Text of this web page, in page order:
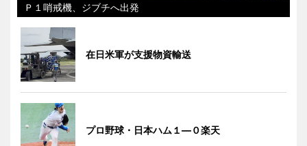
Ｐ１哨戒機、ジブチへ出発
在日米軍が支援物資輸送
プロ野球・日本ハム１―０楽天